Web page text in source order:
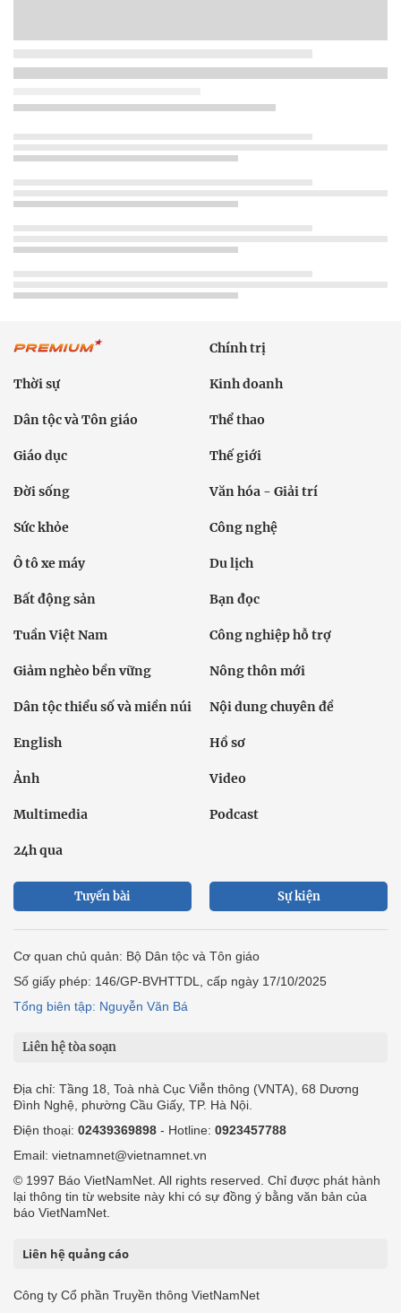
Chính trị
Thời sự Kinh doanh
Dân tộc và Tôn giáo Thể thao
Giáo dục Thế giới
Đời sống Văn hóa - Giải trí
Sức khỏe Công nghệ
Ô tô xe máy Du lịch
Bất động sản Bạn đọc
Tuần Việt Nam Công nghiệp hỗ trợ
Giảm nghèo bền vững Nông thôn mới
Dân tộc thiểu số và miền núi Nội dung chuyên đề
English Hồ sơ
Ảnh Video
Multimedia Podcast
24h qua
Tuyến bài Sự kiện
Cơ quan chủ quản: Bộ Dân tộc và Tôn giáo
Số giấy phép: 146/GP-BVHTTDL, cấp ngày 17/10/2025
Tổng biên tập: Nguyễn Văn Bá
Liên hệ tòa soạn
Địa chỉ: Tầng 18, Toà nhà Cục Viễn thông (VNTA), 68 Dương
Đình Nghệ, phường Cầu Giấy, TP. Hà Nội.
Điện thoại: 02439369898 - Hotline: 0923457788
Email: vietnamnet@vietnamnet.vn
© 1997 Báo VietNamNet. All rights reserved. Chỉ được phát hành
lại thông tin từ website này khi có sự đồng ý bằng văn bản của
báo VietNamNet.
Liên hệ quảng cáo
Công ty Cổ phần Truyền thông VietNamNet